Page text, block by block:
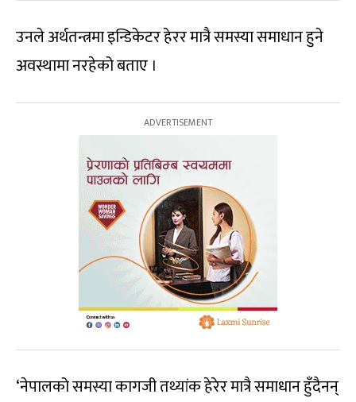
उनले अर्थतन्त्रमा इन्डिकेटर हेरर मात्रै समस्या समाधान हुने
अवस्थामा नरहेको बताए ।
‘नेपालको समस्या कागजी तथ्यांक हेरेर मात्रै समाधान हुँदैनन्